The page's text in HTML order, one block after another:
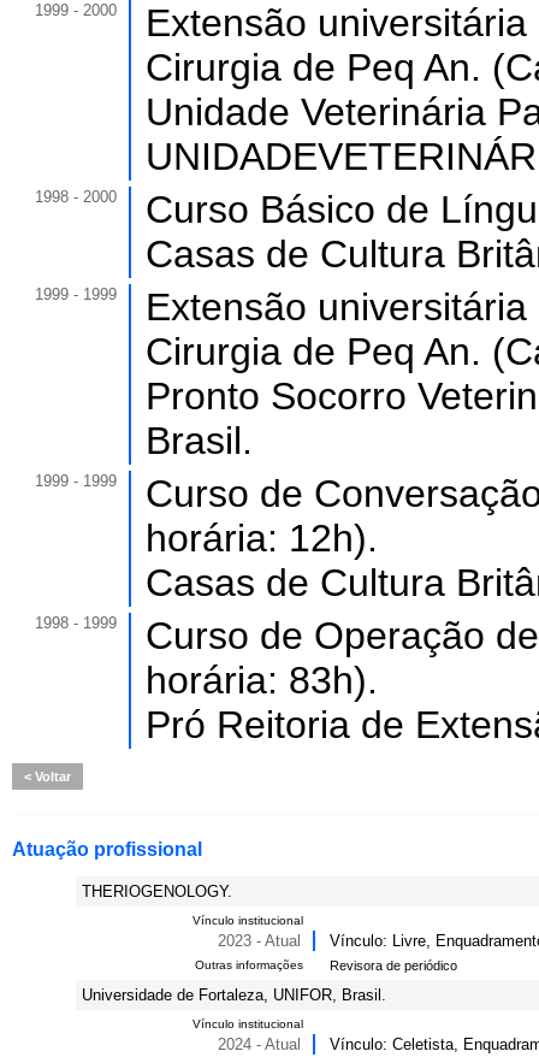
1999 - 2000
Extensão
Cirurgia de Peq An.
Unidade Veterinária
1998 - 2000
Curso Básico de
Casas de Cultura
1999 - 1999
Extensão
Cirurgia de Peq An.
Pronto Socorro
Brasil.
1999 - 1999
Curso de
horária: 12h).
Casas de Cultura
1998 - 1999
Curso de Operação
horária: 83h).
Pró Reitoria de
Voltar
Atuação profissional
THERIOGENOLOGY.
Vínculo institucional
2023 - Atual Vínculo: Livre,
Outras informações Revisora de periódico
Universidade de Fortaleza, UNIFOR, Brasil.
Vínculo institucional
2024 - Atual Vínculo: Celetista,